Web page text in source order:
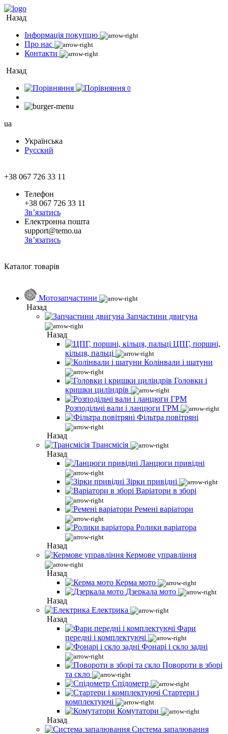
Назад
Інформація покупцю
Про нас
Контакти
Назад
0
ua
Українська
Русский
+38 067 726 33 11
Телефон
+38 067 726 33 11
Зв’язатись
Електронна пошта
support@temo.ua
Зв’язатись
Каталог товарів
Мотозапчастини
Назад
Запчастини двигуна
Назад
ЦПГ, поршні,
кільця, пальці
Колінвали і шатуни
Головки і
кришки циліндрів
Розподільчі вали і ланцюги ГРМ
Фільтра повітряні
Назад
Трансмісія
Назад
Ланцюги привідні
Зірки привідні
Варіатори в зборі
Ремені варіатори
Ролики варіатора
Назад
Кермове управління
Назад
Керма мото
Дзеркала мото
Назад
Електрика
Назад
Фари
передні і комплектуючі
Фонарі і скло задні
Повороти в зборі
та скло
Спідометр
Стартери і
комплектуючі
Комутатори
Назад
Система запалювання